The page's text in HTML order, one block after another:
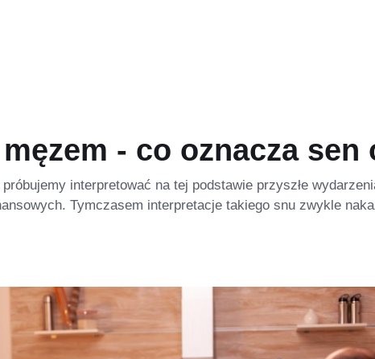
- co oznacza sen
interpretować na tej podstawie przyszłe
Tymczasem interpretacje takiego snu zwykle